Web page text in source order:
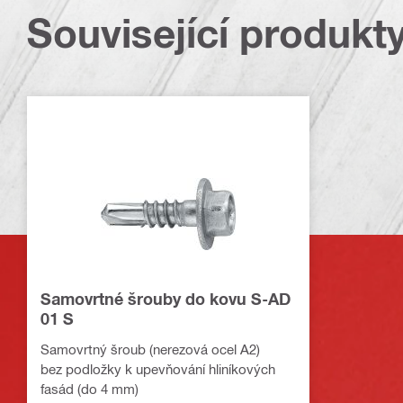
Související
Samovrtné šrouby do kovu S-AD
01 S
Samovrtný šroub (nerezová ocel A2)
bez podložky k upevňování hliníkových
fasád (do 4 mm)